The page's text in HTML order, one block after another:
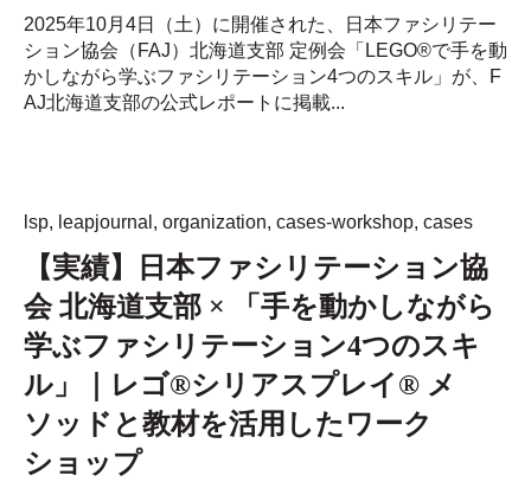
2025年10月4日（土）に開催された、日本ファシリテー
ション協会（FAJ）北海道支部 定例会「LEGO®で手を動
かしながら学ぶファシリテーション4つのスキル」が、F
AJ北海道支部の公式レポートに掲載...
lsp, leapjournal , organization, cases-workshop, cases
【実績】日本ファシリテーション協
会 北海道支部 × 「手を動かしながら
学ぶファシリテーション4つのスキ
ル」｜レゴ®シリアスプレイ® メ
ソッドと教材を活用したワーク
ショップ